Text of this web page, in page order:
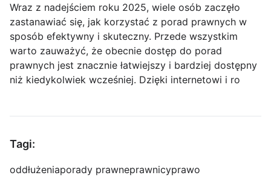
Wraz z nadejściem roku 2025, wiele osób zaczęło
zastanawiać się, jak korzystać z porad prawnych w
sposób efektywny i skuteczny. Przede wszystkim
warto zauważyć, że obecnie dostęp do porad
prawnych jest znacznie łatwiejszy i bardziej dostępny
niż kiedykolwiek wcześniej. Dzięki internetowi i ro
Tagi:
oddłużeniaporady prawneprawnicyprawo